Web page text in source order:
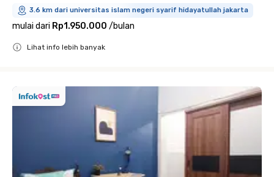
3.6 km dari universitas islam negeri syarif hidayatullah jakarta
mulai dari Rp1.950.000 /bulan
Lihat info lebih banyak